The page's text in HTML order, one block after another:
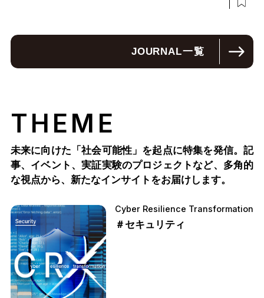
JOURNAL一覧
THEME
未来に向けた「社会可能性」を起点に特集を発信。記
事、イベント、実証実験のプロジェクトなど、多角的
な視点から、新たなインサイトをお届けします。
Cyber Resilience Transformation
＃セキュリティ